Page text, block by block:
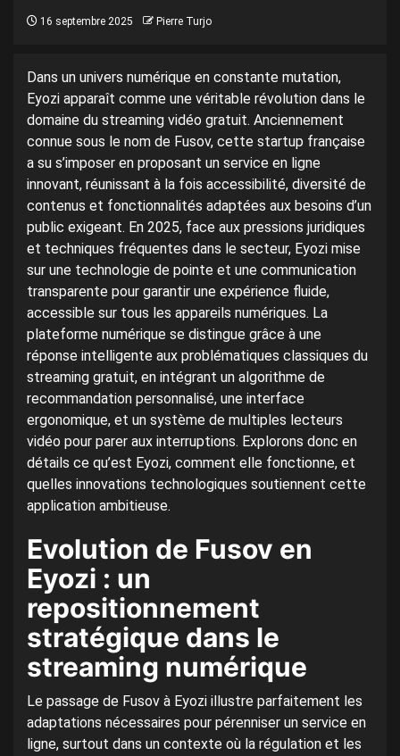
16 septembre 2025 Pierre Turjo
Dans un univers numérique en constante mutation,
Eyozi apparaît comme une véritable révolution dans le
domaine du streaming vidéo gratuit. Anciennement
connue sous le nom de Fusov, cette startup française
a su s’imposer en proposant un service en ligne
innovant, réunissant à la fois accessibilité, diversité de
contenus et fonctionnalités adaptées aux besoins d’un
public exigeant. En 2025, face aux pressions juridiques
et techniques fréquentes dans le secteur, Eyozi mise
sur une technologie de pointe et une communication
transparente pour garantir une expérience fluide,
accessible sur tous les appareils numériques. La
plateforme numérique se distingue grâce à une
réponse intelligente aux problématiques classiques du
streaming gratuit, en intégrant un algorithme de
recommandation personnalisé, une interface
ergonomique, et un système de multiples lecteurs
vidéo pour parer aux interruptions. Explorons donc en
détails ce qu’est Eyozi, comment elle fonctionne, et
quelles innovations technologiques soutiennent cette
application ambitieuse.
Evolution de Fusov en
Eyozi : un
repositionnement
stratégique dans le
streaming numérique
Le passage de Fusov à Eyozi illustre parfaitement les
adaptations nécessaires pour pérenniser un service en
ligne, surtout dans un contexte où la régulation et les